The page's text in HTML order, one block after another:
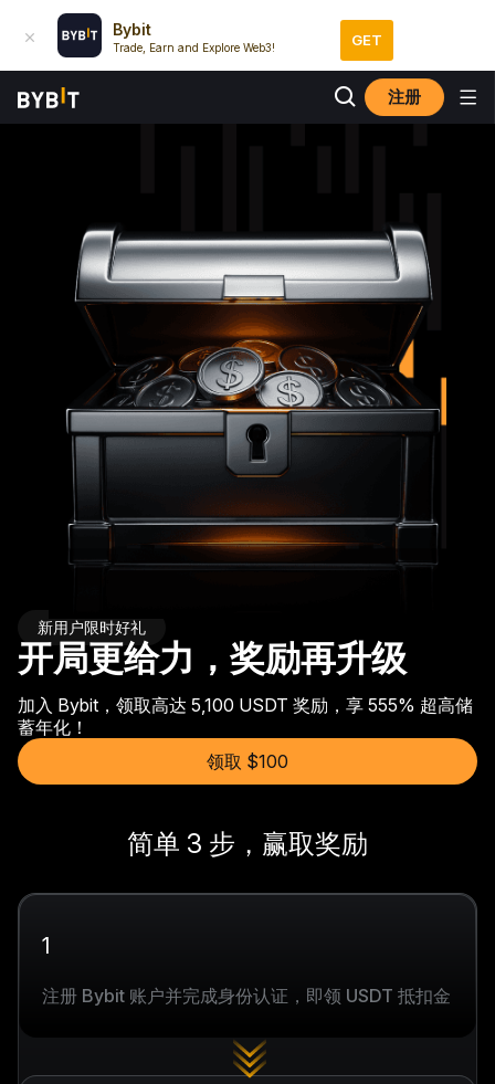
Bybit
Trade, Earn and Explore Web3! GET
注册
新用户限时好礼
开局更给力，奖励再升级
加入 Bybit，领取高达 5,100 USDT 奖励，享 555% 超高储
蓄年化！
领取 $100
简单 3 步，赢取奖励
1
注册 Bybit 账户并完成身份认证，即领 USDT 抵扣金